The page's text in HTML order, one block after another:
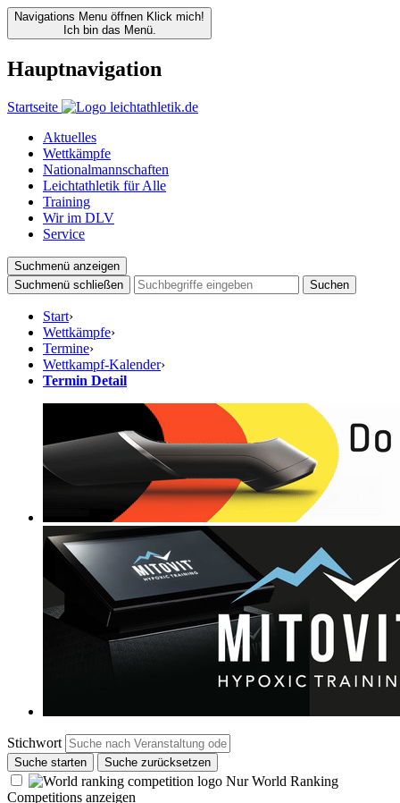
Navigations Menu öffnen Klick mich!
Ich bin das Menü.
Hauptnavigation
Startseite
Aktuelles
Wettkämpfe
Nationalmannschaften
Leichtathletik für Alle
Training
Wir im DLV
Service
Suchmenü anzeigen
Suchmenü schließen
Suchen
Start›
Wettkämpfe›
Termine›
Wettkampf-Kalender›
Termin Detail
Stichwort
Suche starten Suche zurücksetzen
Nur World Ranking
Competitions anzeigen